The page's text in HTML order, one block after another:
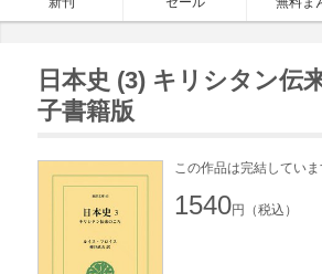
日本史 (3) キリシタン伝
子書籍版
この作品は完結してい
1540円（税込）